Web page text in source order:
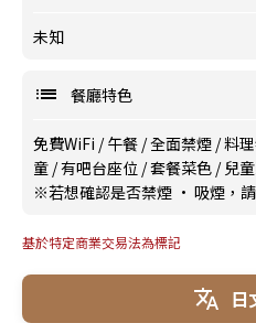
未知
餐廳特色
免費WiFi /午餐 /全面禁煙 /料
童 /有吧台座位 /套餐菜色 / 兒
※若想確認是否禁煙 · 吸煙，
基於特定商業交易法為標記
日